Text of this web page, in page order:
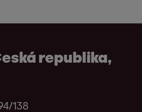
republika,
138